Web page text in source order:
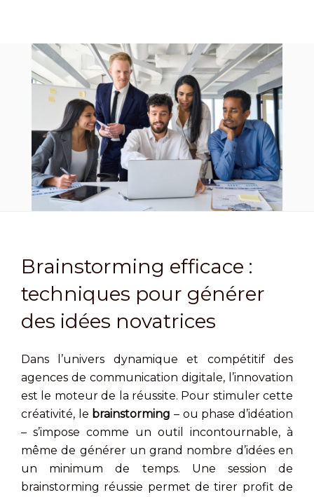
Brainstorming efficace :
techniques pour générer
des idées novatrices
Dans l’univers dynamique et compétitif des
agences de communication digitale, l’innovation
est le moteur de la réussite. Pour stimuler cette
créativité, le brainstorming – ou phase d’idéation
– s’impose comme un outil incontournable, à
même de générer un grand nombre d’idées en
un minimum de temps. Une session de
brainstorming réussie permet de tirer profit de